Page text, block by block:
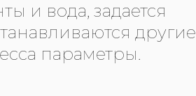
и вода, задается
другие
параметры.